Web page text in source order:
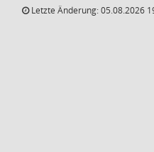
Letzte Änderung: 05.08.2026